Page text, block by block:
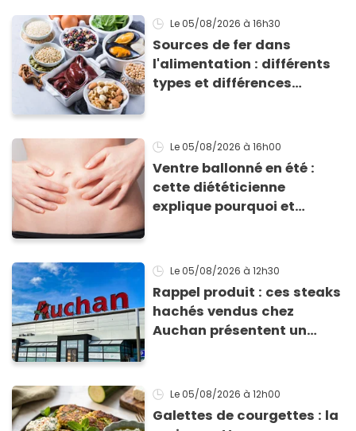
Le 05/08/2026 à 16h30
Sources de fer dans
l'alimentation : différents
types et différences
Le 05/08/2026 à 16h00
Ventre ballonné en été :
cette diététicienne
explique pourquoi et
Le 05/08/2026 à 12h30
Rappel produit : ces steaks
hachés vendus chez
Auchan présentent un
Le 05/08/2026 à 12h00
Galettes de courgettes : la